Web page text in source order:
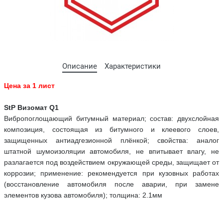
Описание Характеристики
Цена за 1 лист
StP Визомат Q1
Вибропоглощающий битумный материал; состав: двухслойная
композиция, состоящая из битумного и клеевого слоев,
защищенных антиадгезионной плёнкой; свойства: аналог
штатной шумоизоляции автомобиля, не впитывает влагу, не
разлагается под воздействием окружающей среды, защищает от
коррозии; применение: рекомендуется при кузовных работах
(восстановление автомобиля после аварии, при замене
элементов кузова автомобиля); толщина: 2.1мм